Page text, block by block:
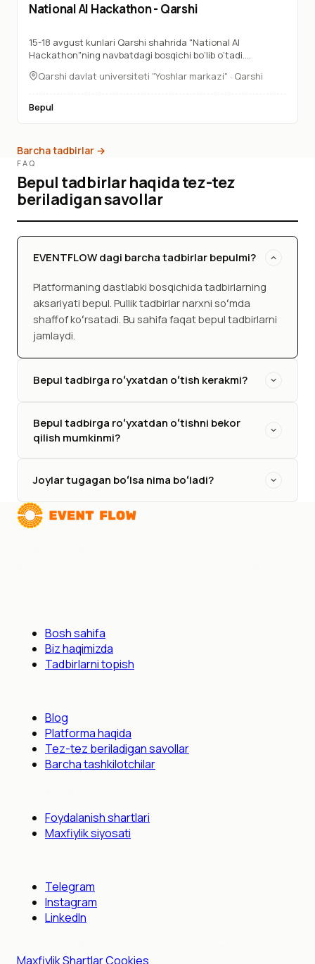
National AI Hackathon - Qarshi
15-18 avgust kunlari Qarshi shahrida "National AI
Hackathon"ning navbatdagi bosqichi bo‘lib o‘tadi.
sun’iy intellekt yechimlarini topish, mentorlar ko‘magida
imkoniyati.
Qarshi davlat universiteti "Yoshlar markazi" · Qarshi
Bepul
Barcha tadbirlar →
FAQ
Bepul tadbirlar haqida tez-tez
beriladigan savollar
EVENTFLOW dagi barcha tadbirlar bepulmi?
Platformaning dastlabki bosqichida tadbirlarning
aksariyati bepul. Pullik tadbirlar narxni soʻmda
shaffof koʻrsatadi. Bu sahifa faqat bepul tadbirlarni
jamlaydi.
Bepul tadbirga roʻyxatdan oʻtish kerakmi?
Bepul tadbirga roʻyxatdan oʻtishni bekor
qilish mumkinmi?
Joylar tugagan boʻlsa nima boʻladi?
Bosh sahifa
Biz haqimizda
Tadbirlarni topish
Blog
Platforma haqida
Tez-tez beriladigan savollar
Barcha tashkilotchilar
Foydalanish shartlari
Maxfiylik siyosati
Telegram
Instagram
LinkedIn
MaxfiylikShartlarCookies